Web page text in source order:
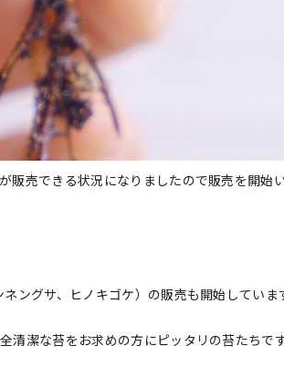
売できる状況になりましたので販売を開始
ングサ、ヒノキゴケ）の販売も開始していま
潔な苔をお求めの方にピッタリの苔たちです